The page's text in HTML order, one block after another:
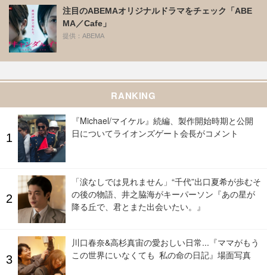
注目のABEMAオリジナルドラマをチェック「ABE
MA／Cafe」
提供：ABEMA
RANKING
『Michael/マイケル』続編、製作開始時期と公開
日についてライオンズゲート会長がコメント
「涙なしでは見れません」“千代”出口夏希が歩むそ
の後の物語、井之脇海がキーパーソン『あの星が
降る丘で、君とまた出会いたい。』
川口春奈&高杉真宙の愛おしい日常...『ママがもう
この世界にいなくても 私の命の日記』場面写真